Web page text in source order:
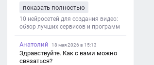
такой обзор именно с акцентом на
ограничения и подпись. Image V2
показать полностью
10 нейросетей для создания видео:
обзор лучших сервисов и программ
Анатолий 18 мая 2026 в 15:13
Здравствуйте. Как с вами можно
связаться?